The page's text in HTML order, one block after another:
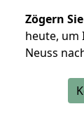
Zögern
heute, um
Neuss